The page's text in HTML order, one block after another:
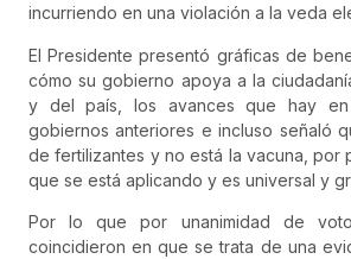
incurriendo en una violación a la veda
El Presidente presentó gráficas de
cómo su gobierno apoya a la
y del país, los avances que hay en
gobiernos anteriores e incluso señaló
de fertilizantes y no está la vacuna, por
que se está aplicando y es universal y
Por lo que por unanimidad de
coincidieron en que se trata de una